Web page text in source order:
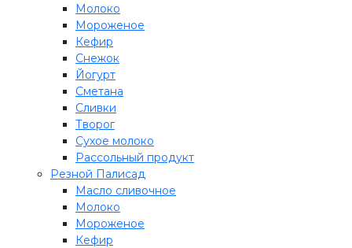
Молоко
Мороженое
Кефир
Снежок
Йогурт
Сметана
Сливки
Творог
Сухое молоко
Рассольный продукт
Резной Палисад
Масло сливочное
Молоко
Мороженое
Кефир